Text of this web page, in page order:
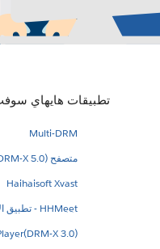
تطبيقات هايهاي
Multi-DRM
متصفح ZJGet (DRM-X 5.0)
Haihaisoft Xvast
HHMeet - تطبيق الاجتماع الآمن
X 3.0)